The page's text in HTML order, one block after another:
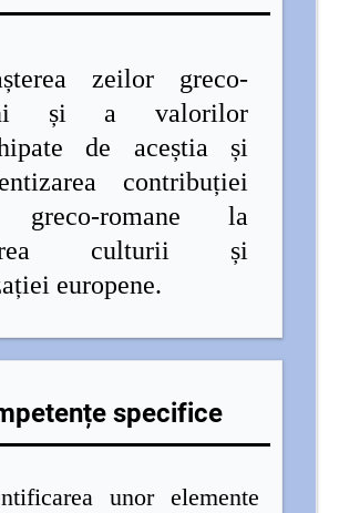
zeilor greco-
și a valorilor
de aceștia și
contribuției
greco-romane la
culturii și
europene.
specifice
unor elemente